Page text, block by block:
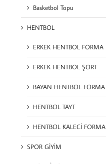
Basketbol Topu
HENTBOL
ERKEK HENTBOL FORMA
ERKEK HENTBOL ŞORT
BAYAN HENTBOL FORMA
HENTBOL TAYT
HENTBOL KALECİ FORMA
SPOR GİYİM